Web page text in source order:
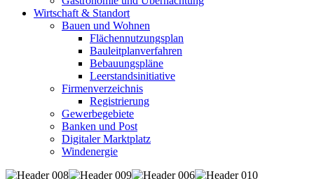
Wirtschaft & Standort
Bauen und Wohnen
Flächennutzungsplan
Bauleitplanverfahren
Bebauungspläne
Leerstandsinitiative
Firmenverzeichnis
Registrierung
Gewerbegebiete
Banken und Post
Digitaler Marktplatz
Windenergie